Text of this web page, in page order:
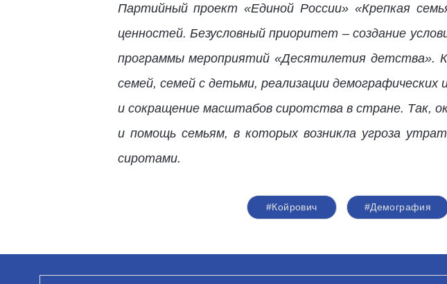
Партийный проект «Единой России» «Крепкая
ценностей. Безусловный приоритет – создание
программы мероприятий «Десятилетия детства».
семей, семей с детьми, реализации
и сокращение масштабов сиротства в стране. Так,
и помощь семьям, в которых возникла угроза
сиротами.
#Койрович #Демография